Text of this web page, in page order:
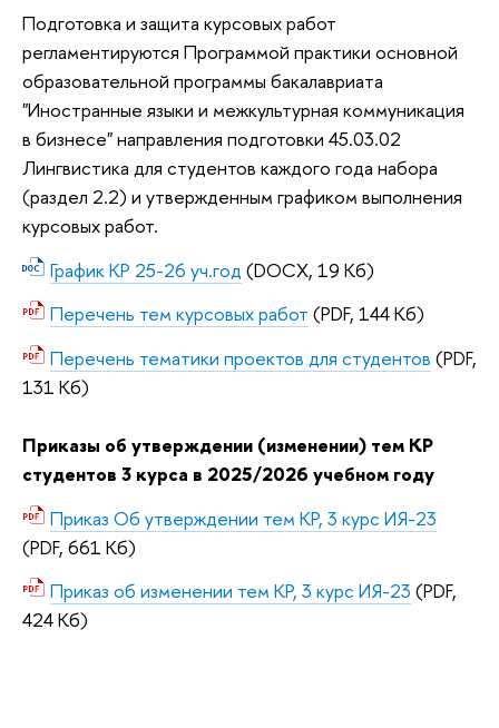
Подготовка и защита курсовых работ
регламентируются Программой практики основной
образовательной программы бакалавриата
"Иностранные языки и межкультурная коммуникация
в бизнесе" направления подготовки 45.03.02
Лингвистика для студентов каждого года набора
(раздел 2.2) и утвержденным графиком выполнения
курсовых работ.
График КР 25-26 уч.год (DOCX, 19 Кб)
Перечень тем курсовых работ (PDF, 144 Кб)
Перечень тематики проектов для студентов (PDF,
131 Кб)
Приказы об утверждении (изменении) тем КР
студентов 3 курса в 2025/2026 учебном году
Приказ Об утверждении тем КР, 3 курс ИЯ-23
(PDF, 661 Кб)
Приказ об изменении тем КР, 3 курс ИЯ-23 (PDF,
424 Кб)